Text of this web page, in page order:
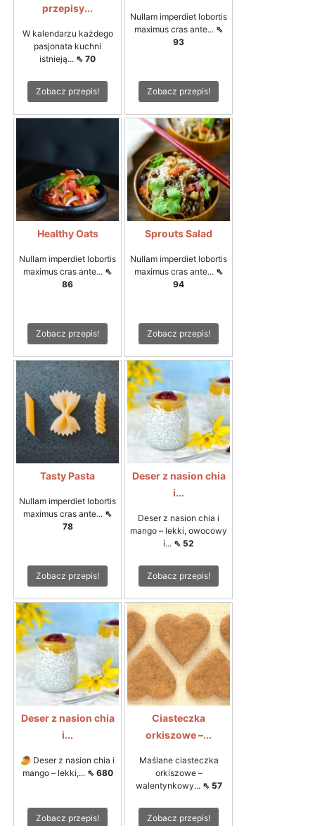
przepisy...
W kalendarzu każdego
pasjonata kuchni
istnieją... ⇖ 70
Zobacz przepis!
Nullam imperdiet lobortis
maximus cras ante... ⇖
93
Zobacz przepis!
Healthy Oats
Nullam imperdiet lobortis
maximus cras ante... ⇖
86
Zobacz przepis!
Sprouts Salad
Nullam imperdiet lobortis
maximus cras ante... ⇖
94
Zobacz przepis!
Tasty Pasta
Nullam imperdiet lobortis
maximus cras ante... ⇖
78
Zobacz przepis!
Deser z nasion chia
i...
Deser z nasion chia i
mango – lekki, owocowy
i... ⇖ 52
Zobacz przepis!
Deser z nasion chia
i...
🥭 Deser z nasion chia i
mango – lekki,... ⇖ 680
Zobacz przepis!
Ciasteczka
orkiszowe –...
Maślane ciasteczka
orkiszowe –
walentynkowy... ⇖ 57
Zobacz przepis!